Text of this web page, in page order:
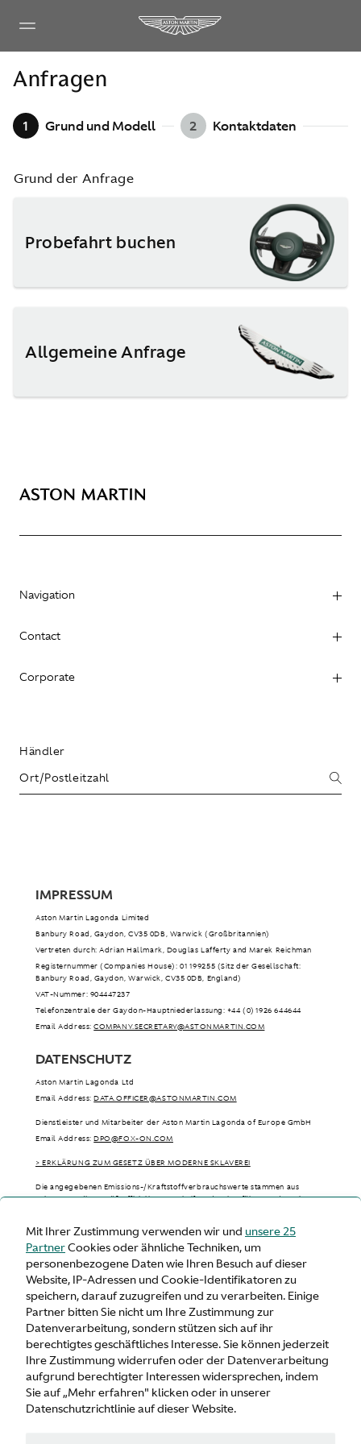
Mit Ihrer Zustimmung verwenden wir und unsere 25
PartnerCookies oder ähnliche Techniken, um
personenbezogene Daten wie Ihren Besuch auf dieser
Website, IP-Adressen und Cookie-Identifikatoren zu
speichern, darauf zuzugreifen und zu verarbeiten. Einige
Partner bitten Sie nicht um Ihre Zustimmung zur
Datenverarbeitung, sondern stützen sich auf ihr
berechtigtes geschäftliches Interesse. Sie können jederzeit
Ihre Zustimmung widerrufen oder der Datenverarbeitung
aufgrund berechtigter Interessen widersprechen, indem
Sie auf „Mehr erfahren" klicken oder in unserer
Datenschutzrichtlinie auf dieser Website.
Anfragen
1 Grund und Modell 2 Kontaktdaten
Grund der Anfrage
Probefahrt buchen
Allgemeine Anfrage
Navigation
Contact
Corporate
Händler
IMPRESSUM
Aston Martin Lagonda Limited
Banbury Road, Gaydon, CV35 0DB, Warwick (Großbritannien)
Vertreten durch: Adrian Hallmark, Douglas Lafferty and Marek Reichman
Registernummer (Companies House): 01199255 (Sitz der Gesellschaft:
Banbury Road, Gaydon, Warwick, CV35 0DB, England)
VAT-Nummer: 904447237
Telefonzentrale der Gaydon-Hauptniederlassung: +44 (0)1926 644644
Email Address:COMPANY.SECRETARY@ASTONMARTIN.COM
DATENSCHUTZ
Aston Martin Lagonda Ltd
Email Address:DATA.OFFICER@ASTONMARTIN.COM
Dienstleister und Mitarbeiter der Aston Martin Lagonda of Europe GmbH
Email Address:DPO@FOX-ON.COM
> ERKLÄRUNG ZUM GESETZ ÜBER MODERNE SKLAVEREI
Die angegebenen Emissions-/Kraftstoffverbrauchswerte stammen aus
Labortests, die gemäß offizieller Vorschriften durchgeführt wurden. Sie
wie Straßenbedingungen, Wetter, Fahrzeugbeladung und Fahrstil variieren
können.
> WLTP - CONSUMPTION AND EMISSION VALUES
Deutschland